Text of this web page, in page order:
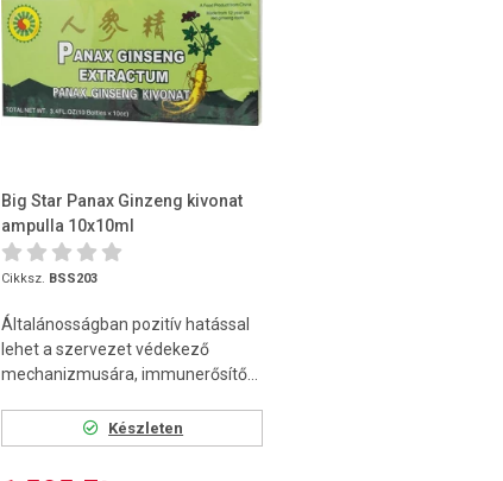
Big Star Panax Ginzeng kivonat
ampulla 10x10ml
Cikksz. BSS203
Általánosságban pozitív hatással
lehet a szervezet védekező
mechanizmusára, immunerősítő...
Készleten